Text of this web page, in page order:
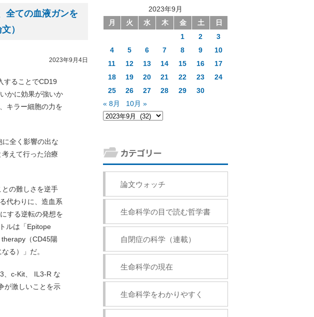
全ての血液ガンを
）
2023年9月4日
することでCD19
かに効果が強いか
キラー細胞の力を
全く影響の出な
えて行った治療
の難しさを逆手
代わりに、造血系
する逆転の発想を
ルは「Epitope
（CD45陽
る）」だ。
、c-Kit、 IL3-R な
が激しいことを示
2023年9月
月
火 水 木 金 土
日
1
2
3
4
5 6 7 8 9
10
11
12 13 14 15 16
17
18
19 20 21 22 23
24
25
26 27 28 29
30
« 8月
10月 »
論文ウォッチ
生命科学の目で読む哲学書
自閉症の科学（連載）
生命科学の現在
生命科学をわかりやすく